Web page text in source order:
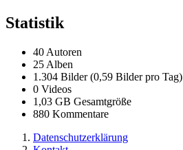
Statistik
40 Autoren
25 Alben
1.304 Bilder (0,59 Bilder pro Tag)
0 Videos
1,03 GB Gesamtgröße
880 Kommentare
Datenschutzerklärung